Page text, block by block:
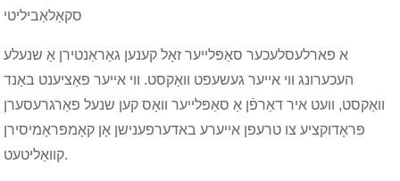
סקאַלאַביליטי
א פארלעסלעכער סאַפּלייער זאָל קענען גאַראַנטירן אַ שנעלע
העכערונג ווי אייער געשעפט וואַקסט. ווי אייער פּאַציענט באַנד
וואַקסט, וועט איר דאַרפֿן אַ סאַפּלייער וואָס קען שנעל פאַרגרעסערן
פּראָדוקציע צו טרעפן אייערע באדערפענישן אָן קאָמפּראָמיסירן
קוואַליטעט.